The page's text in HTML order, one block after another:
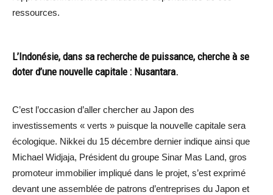
ressources.
L’Indonésie, dans sa recherche de puissance, cherche à se
doter d’une nouvelle capitale : Nusantara.
C’est l’occasion d’aller chercher au Japon des
investissements « verts » puisque la nouvelle capitale sera
écologique. Nikkei du 15 décembre dernier indique ainsi que
Michael Widjaja, Président du groupe Sinar Mas Land, gros
promoteur immobilier impliqué dans le projet, s’est exprimé
devant une assemblée de patrons d’entreprises du Japon et